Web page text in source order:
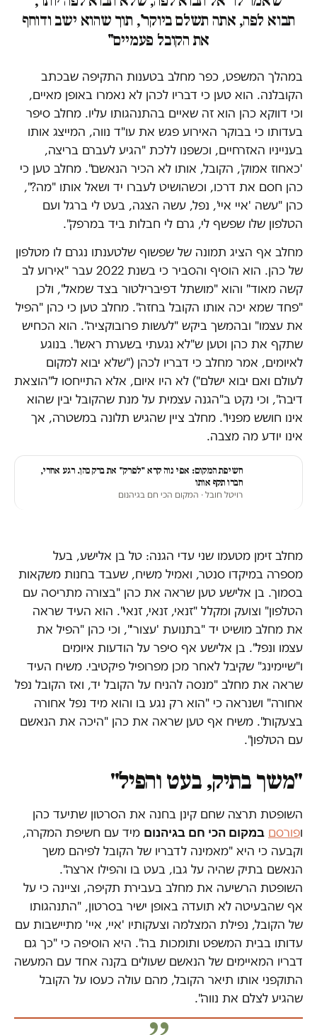
תבוא לפה, אתה תשלם ביוקר', תוך שהוא ישב ודוחף
את הקובל פעמיים"
במהלך המשפט, כפר מחלב בטענות התקיפה שבכתב
הקובלנה. הוא טען כי דבריו לכהן לא נאמרו באופן מאיים,
וכי דווקא כהן הוא זה שאיים בהתנהגותו עליו. מחלב סיפר
בעדותו כי בבוקר האירוע פגש את עו"ד נווה, המייצג אותו
בענייניו האזרחיים, וכשפנו ללכת "הגיע לעברם בריצה,
'כאחוז אמוק', הקובל, אותו לא הכיר הנאשם". מחלב טען כי
כהן חסם את דרכו, וכשהושיט לעברו יד ושאל אותו "מה?",
כהן "עשה 'איי איי', נפל, עשה הצגה, בעט לי ברגל ועם
הטלפון שלו שפשף לי, גרם לי חבלות ביד במרפק".
מחלב אף הציג תמונה של שפשוף שלטענתו נגרם לו מטלפון
של כהן. הוא הוסיף והסביר כי בשנת 2022 עבר "אירוע לב
קשה מאוד" והוא "מושתל דפיברילטור בצד שמאל", ולכן
"פחד שמא יכה אותו הקובל בחזה". מחלב טען כי כהן "הפיל
את עצמו" ובהמשך ביקש "לעשות פרובוקציה". הוא הכחיש
שתקף את כהן וטען ש"לא נגעתי בשערת ראשו". בנוגע
לאיומים, אמר מחלב כי דבריו לכהן ("שלא יבוא למקום
לעולם ואם יבוא ישלם") לא היו איום, אלא התייחסו ל"הוצאת
דיבה", וכי נקט ב"הגנה עצמית על מנת שהקובל יבין שהוא
אינו חושש מפניו". מחלב ציין שהגיש תלונה במשטרה, אך
אינו יודע מה מצבה.
חשיפת המקום: אפי נוה קרא "לפרק" את ברק כהן. רגע אחרי,
חברו תקף אותו
רויטל חובל · המקום הכי חם בגיהנום
מחלב זימן מטעמו שני עדי הגנה: טל בן אלישע, בעל
מספרה במיקדו סנטר, ואמיל משיח, שעבד בחנות משקאות
בסמוך. בן אלישע טען שראה את כהן "בצורה מתריסה עם
הטלפון" וצועק ומקלל "זנאי, זנאי, זנאי". הוא העיד שראה
את מחלב מושיט יד "בתנועת 'עצור'", וכי כהן "הפיל את
עצמו ונפל". בן אלישע אף סיפר על הודעות איומים
ו"שיימינג" שקיבל לאחר מכן מפרופיל פיקטיבי. משיח העיד
שראה את מחלב "מנסה להניח על הקובל יד, ואז הקובל נפל
אחורה" ושנראה כי "הוא רק נגע בו והוא מיד נפל אחורה
בצעקות". משיח אף טען שראה את כהן "היכה את הנאשם
עם הטלפון".
"משך בתיק, בעט והפיל"
השופטת תרצה שחם קינן בחנה את הסרטון שתיעד כהן
ופורסם במקום הכי חם בגיהנום מיד עם חשיפת המקרה,
וקבעה כי היא "מאמינה לדבריו של הקובל לפיהם משך
הנאשם בתיק שהיה על גבו, בעט בו והפילו ארצה".
השופטת הרשיעה את מחלב בעבירת תקיפה, וציינה כי על
אף שהבעיטה לא תועדה באופן ישיר בסרטון, "התנהגותו
של הקובל, נפילת המצלמה וצעקותיו 'איי, איי' מתיישבות עם
עדותו בבית המשפט ותומכות בה". היא הוסיפה כי "כך גם
דבריו המאיימים של הנאשם שעולים בקנה אחד עם המעשה
התוקפני אותו תיאר הקובל, מהם עולה כעסו על הקובל
שהגיע לצלם את נווה".